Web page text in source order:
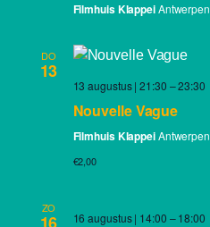
Filmhuis KlappeiAntwerpen
DO
13
13 augustus | 21:30 –23:30
Nouvelle Vague
Filmhuis KlappeiAntwerpen
€2,00
ZO
16 augustus | 14:00 –18:00